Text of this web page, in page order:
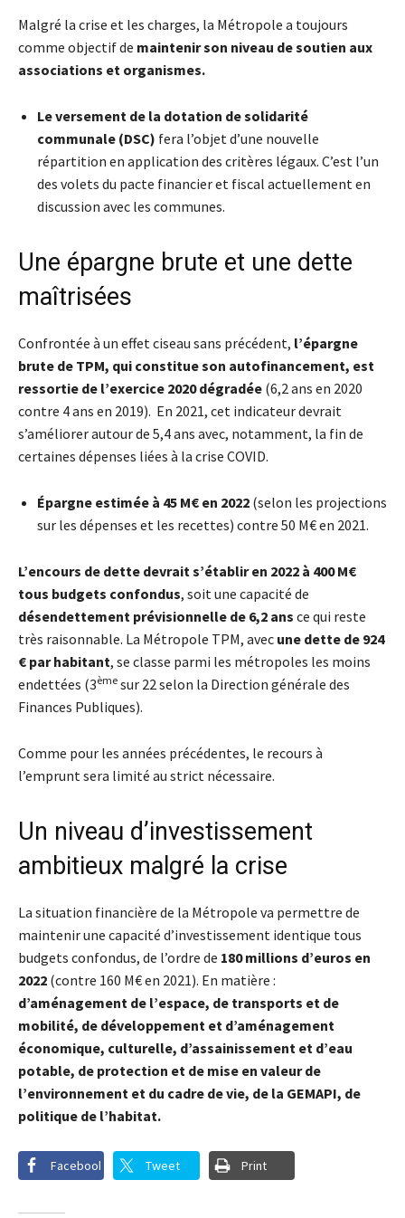
Malgré la crise et les charges, la Métropole a toujours
comme objectif de maintenir son niveau de soutien aux
associations et organismes.
Le versement de la dotation de solidarité
communale (DSC) fera l’objet d’une nouvelle
répartition en application des critères légaux. C’est l’un
des volets du pacte financier et fiscal actuellement en
discussion avec les communes.
Une épargne brute et une dette
maîtrisées
Confrontée à un effet ciseau sans précédent, l’épargne
brute de TPM, qui constitue son autofinancement, est
ressortie de l’exercice 2020 dégradée (6,2 ans en 2020
contre 4 ans en 2019). En 2021, cet indicateur devrait
s’améliorer autour de 5,4 ans avec, notamment, la fin de
certaines dépenses liées à la crise COVID.
Épargne estimée à 45 M€ en 2022 (selon les projections
sur les dépenses et les recettes) contre 50 M€ en 2021.
L’encours de dette devrait s’établir en 2022 à 400 M€
tous budgets confondus, soit une capacité de
désendettement prévisionnelle de 6,2 ans ce qui reste
très raisonnable. La Métropole TPM, avec une dette de 924
€ par habitant, se classe parmi les métropoles les moins
endettées (3ème sur 22 selon la Direction générale des
Finances Publiques).
Comme pour les années précédentes, le recours à
l’emprunt sera limité au strict nécessaire.
Un niveau d’investissement
ambitieux malgré la crise
La situation financière de la Métropole va permettre de
maintenir une capacité d’investissement identique tous
budgets confondus, de l’ordre de 180 millions d’euros en
2022 (contre 160 M€ en 2021). En matière :
d’aménagement de l’espace, de transports et de
mobilité, de développement et d’aménagement
économique, culturelle, d’assainissement et d’eau
potable, de protection et de mise en valeur de
l’environnement et du cadre de vie, de la GEMAPI, de
politique de l’habitat.
Facebook Tweet Print